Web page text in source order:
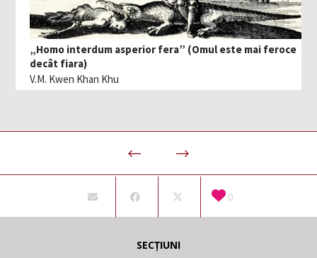
„Homo interdum asperior fera” (Omul este mai feroce
decât fiara)
V.M. Kwen Khan Khu
0
SECȚIUNI